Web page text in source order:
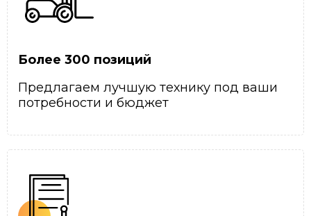
Более 300 позиций
Предлагаем лучшую технику под ваши
потребности и бюджет